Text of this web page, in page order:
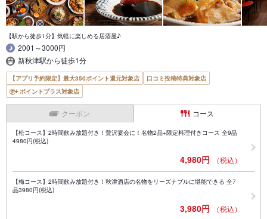
【駅から徒歩1分】気軽に楽しめる居酒屋♪
2001～3000円
新秋津駅から徒歩1分
【アプリ予約限定】最大350ポイント還元対象店
口コミ投稿特典対象店
ポイントプラス対象店
クーポン コース
【松コース】2時間飲み放題付き！贅沢宴会に！名物2品+限定料理付きコース 全9品
4980円(税込)
4,980円 （税込）
【梅コース】2時間飲み放題付き！秋津酒店の名物をリーズナブルに堪能できる 全7
品3980円(税込)
3,980円 （税込）